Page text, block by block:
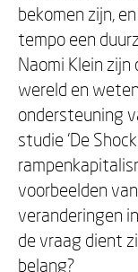
bekomen zijn,
tempo een
Naomi Klein
wereld en
ondersteuning
studie ‘De
voorbeelden
veranderingen
de vraag dient
belang?